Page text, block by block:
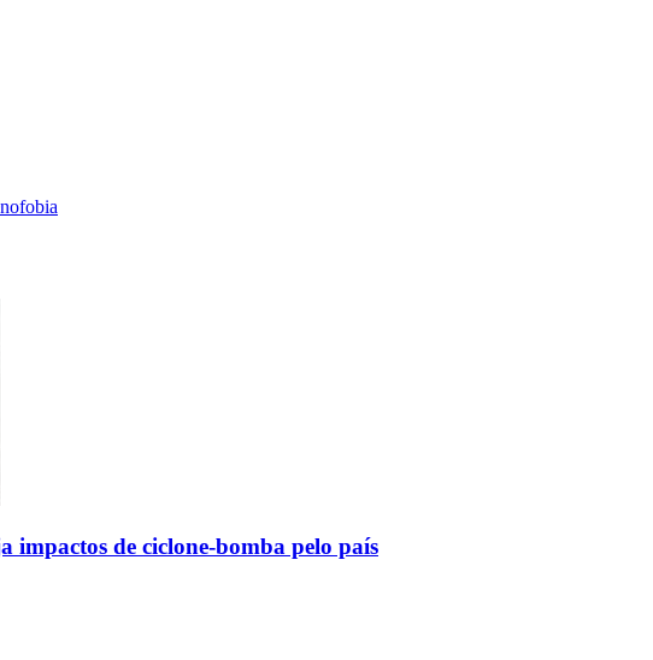
impactos de ciclone-bomba pelo país